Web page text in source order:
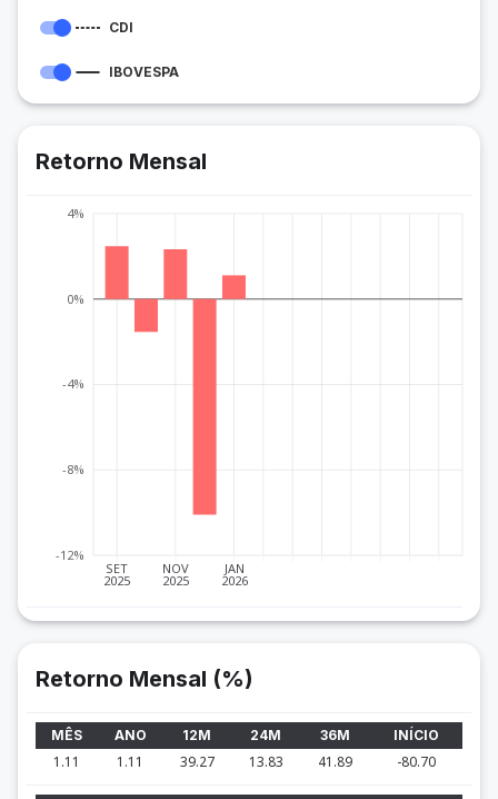
CDI
IBOVESPA
Retorno Mensal
SET
2025
NOV
2025
JAN
2026
-12%
-8%
-4%
0%
4%
Retorno Mensal (%)
MÊS ANO 12M 24M 36M INÍCIO
1.11 1.11 39.27 13.83 41.89 -80.70